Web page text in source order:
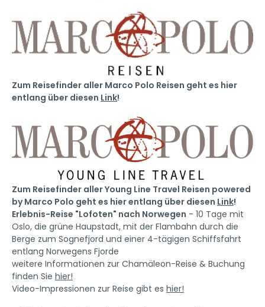
Zum Reisefinder aller Marco Polo Reisen geht es hier
entlang über diesen Link!
Zum Reisefinder aller Young Line Travel Reisen powered
by Marco Polo geht es hier entlang über diesen Link!
Erlebnis-Reise "Lofoten" nach Norwegen - 10 Tage mit
Oslo, die grüne Haupstadt, mit der Flambahn durch die
Berge zum Sognefjord und einer 4-tägigen Schiffsfahrt
entlang Norwegens Fjorde
weitere Informationen zur Chamäleon-Reise & Buchung
finden Sie hier!
Video-Impressionen zur Reise gibt es hier!